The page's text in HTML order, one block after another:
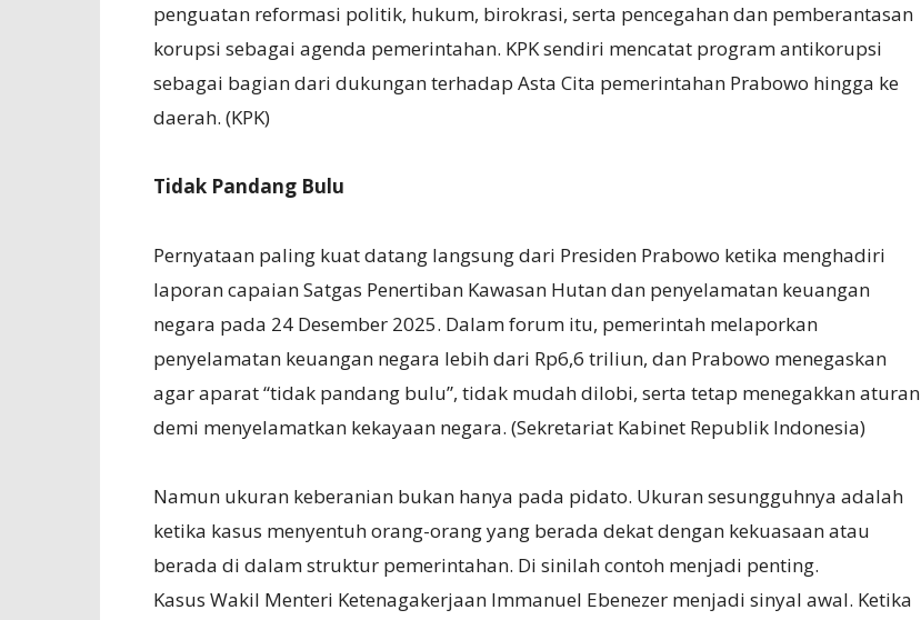
penguatan reformasi politik, hukum, birokrasi, serta pencegahan dan pemberantasan
korupsi sebagai agenda pemerintahan. KPK sendiri mencatat program antikorupsi
sebagai bagian dari dukungan terhadap Asta Cita pemerintahan Prabowo hingga ke
daerah. (KPK)
Tidak Pandang Bulu
Pernyataan paling kuat datang langsung dari Presiden Prabowo ketika menghadiri
laporan capaian Satgas Penertiban Kawasan Hutan dan penyelamatan keuangan
negara pada 24 Desember 2025. Dalam forum itu, pemerintah melaporkan
penyelamatan keuangan negara lebih dari Rp6,6 triliun, dan Prabowo menegaskan
agar aparat “tidak pandang bulu”, tidak mudah dilobi, serta tetap menegakkan aturan
demi menyelamatkan kekayaan negara. (Sekretariat Kabinet Republik Indonesia)
Namun ukuran keberanian bukan hanya pada pidato. Ukuran sesungguhnya adalah
ketika kasus menyentuh orang-orang yang berada dekat dengan kekuasaan atau
berada di dalam struktur pemerintahan. Di sinilah contoh menjadi penting.
Kasus Wakil Menteri Ketenagakerjaan Immanuel Ebenezer menjadi sinyal awal. Ketika